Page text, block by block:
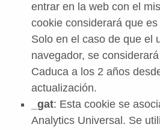
entrar en la web con el
cookie considerará que
Solo en el caso de que el
navegador, se
Caduca a los 2 años
actualización.
_gat: Esta cookie se
Analytics Universal. Se